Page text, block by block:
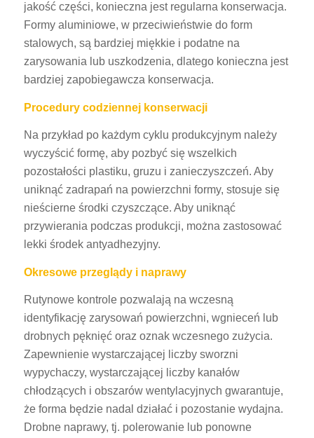
jakość części, konieczna jest regularna konserwacja.
Formy aluminiowe, w przeciwieństwie do form
stalowych, są bardziej miękkie i podatne na
zarysowania lub uszkodzenia, dlatego konieczna jest
bardziej zapobiegawcza konserwacja.
Procedury codziennej konserwacji
Na przykład po każdym cyklu produkcyjnym należy
wyczyścić formę, aby pozbyć się wszelkich
pozostałości plastiku, gruzu i zanieczyszczeń. Aby
uniknąć zadrapań na powierzchni formy, stosuje się
nieścierne środki czyszczące. Aby uniknąć
przywierania podczas produkcji, można zastosować
lekki środek antyadhezyjny.
Okresowe przeglądy i naprawy
Rutynowe kontrole pozwalają na wczesną
identyfikację zarysowań powierzchni, wgnieceń lub
drobnych pęknięć oraz oznak wczesnego zużycia.
Zapewnienie wystarczającej liczby sworzni
wypychaczy, wystarczającej liczby kanałów
chłodzących i obszarów wentylacyjnych gwarantuje,
że forma będzie nadal działać i pozostanie wydajna.
Drobne naprawy, tj. polerowanie lub ponowne